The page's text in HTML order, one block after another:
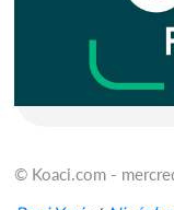
© Koaci.com -